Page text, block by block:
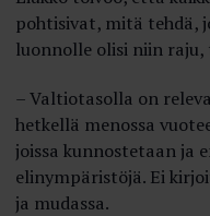
pohtisivat, mitä tehdä,
luonnolle olisi niin
– Valtiotasolla on
hetkellä menossa
joissa kunnostetaan ja
elinympäristöjä. Ei
ja mudassa.